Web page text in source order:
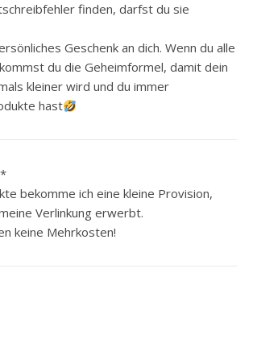
finden, darfst du sie
Geschenk an dich. Wenn du alle
du die Geheimformel, damit dein
kleiner wird und du immer
hast
bekomme ich eine kleine Provision,
Verlinkung erwerbt.
keine Mehrkosten!